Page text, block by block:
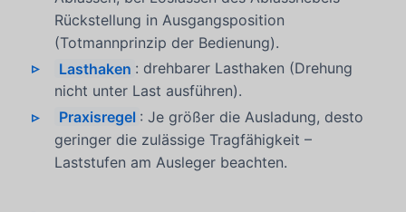
Rückstellung in Ausgangsposition
(Totmannprinzip der Bedienung).
Lasthaken : drehbarer Lasthaken (Drehung
nicht unter Last ausführen).
Praxisregel : Je größer die Ausladung, desto
geringer die zulässige Tragfähigkeit –
Laststufen am Ausleger beachten.